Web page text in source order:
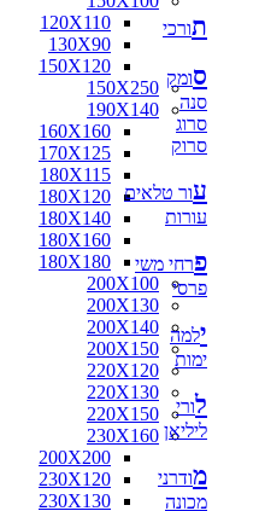
120X110
130X90
150X120
150X250
190X140
160X160
170X125
180X115
180X120
180X140
180X160
180X180
200X100
200X130
200X140
200X150
220X120
220X130
220X150
230X160
200X200
230X120
230X130
תורכי
סומק
סנה
סרוג
סרוק
עור טלאים
עורות
פרחי משי
פרסי
ילמה
ימות
לורי
ליליאן
מודרני
מכונה